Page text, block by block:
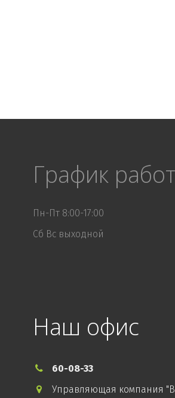
График
Пн-Пт 8:00-17:00
Сб Вс выходной
Наш офис
60-08-33
Управляющая компания